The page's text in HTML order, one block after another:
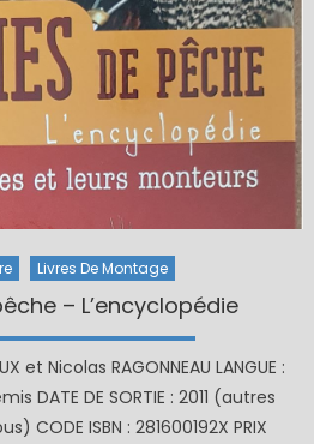
Livres De Montage
– L’encyclopédie
et Nicolas RAGONNEAU LANGUE :
DATE DE SORTIE : 2011 (autres
CODE ISBN : 281600192X PRIX